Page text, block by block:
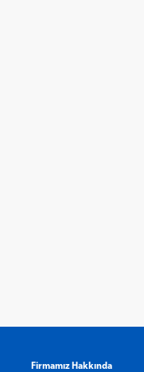
Firmamız Hakkında